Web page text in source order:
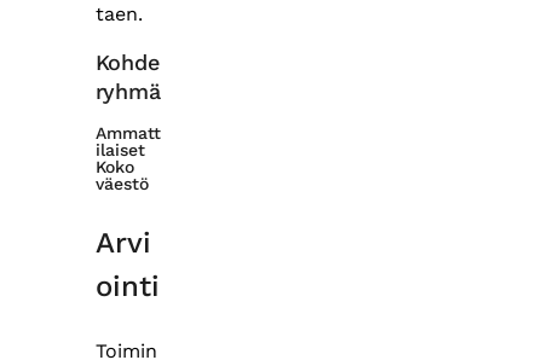
taen.
Kohde
ryhmä
Ammatt
ilaiset
Koko
väestö
Arvi
ointi
Toimin